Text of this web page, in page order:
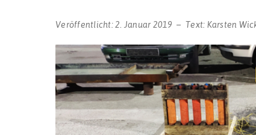
Veröffentlicht: 2. Januar 2019 Text: Karsten